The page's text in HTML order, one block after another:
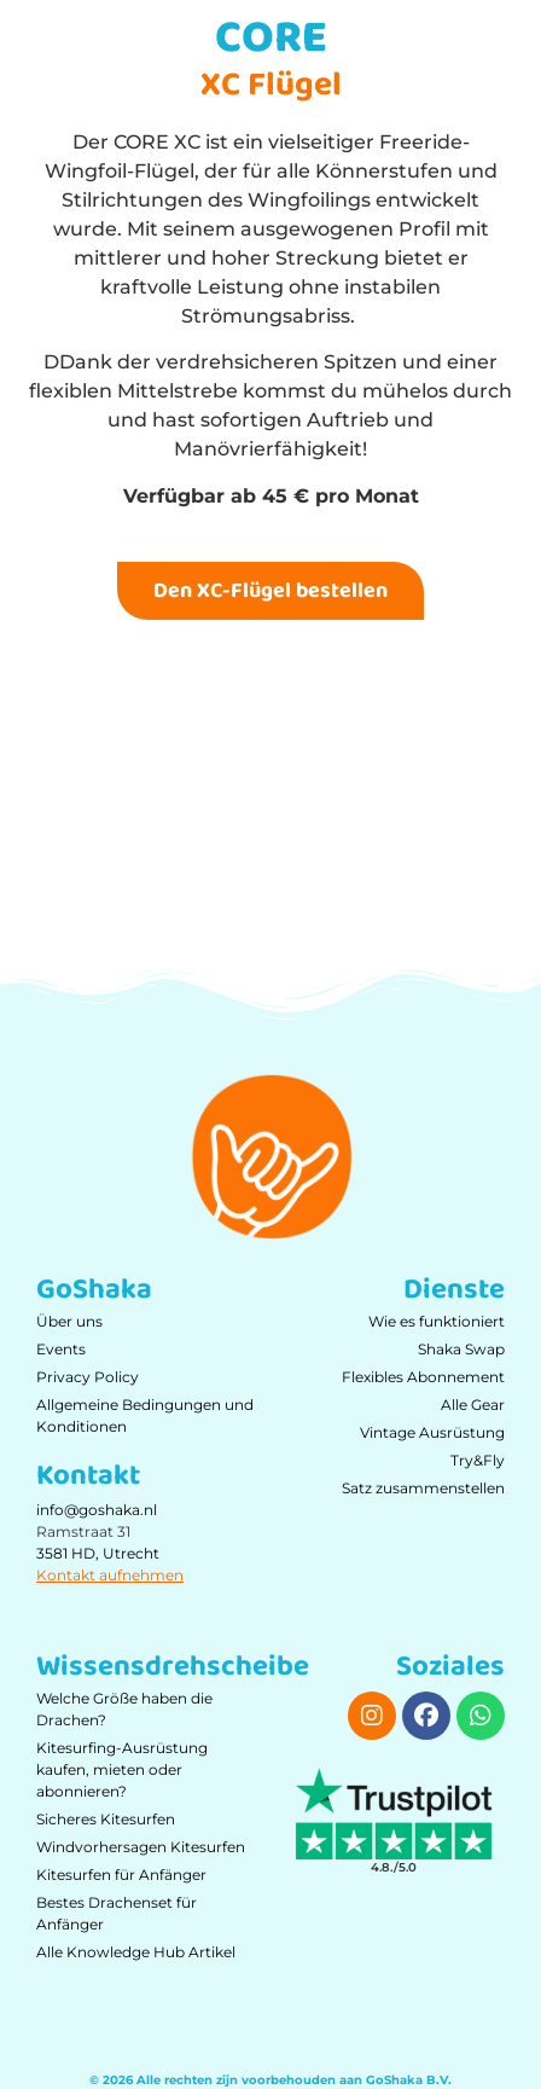
CORE
XC Flügel
Der CORE XC ist ein vielseitiger Freeride-
Wingfoil-Flügel, der für alle Könnerstufen und
Stilrichtungen des Wingfoilings entwickelt
wurde. Mit seinem ausgewogenen Profil mit
mittlerer und hoher Streckung bietet er
kraftvolle Leistung ohne instabilen
Strömungsabriss.
DDank der verdrehsicheren Spitzen und einer
flexiblen Mittelstrebe kommst du mühelos durch
und hast sofortigen Auftrieb und
Manövrierfähigkeit!
Verfügbar ab 45 € pro Monat
Den XC-Flügel bestellen
GoShaka
Über uns
Events
Privacy Policy
Allgemeine Bedingungen und
Konditionen
Kontakt
info@goshaka.nl
Ramstraat 31
3581 HD, Utrecht
Kontakt aufnehmen
Dienste
Wie es funktioniert
Shaka Swap
Flexibles Abonnement
Alle Gear
Vintage Ausrüstung
Try&Fly
Satz zusammenstellen
Wissensdrehscheibe
Welche Größe haben die
Drachen?
Kitesurfing-Ausrüstung
kaufen, mieten oder
abonnieren?
Sicheres Kitesurfen
Windvorhersagen Kitesurfen
Kitesurfen für Anfänger
Bestes Drachenset für
Anfänger
Alle Knowledge Hub Artikel
Soziales
4.8./5.0
© 2026 Alle rechten zijn voorbehouden aan GoShaka B.V.